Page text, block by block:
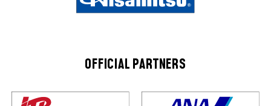
OFFICIAL PARTNERS